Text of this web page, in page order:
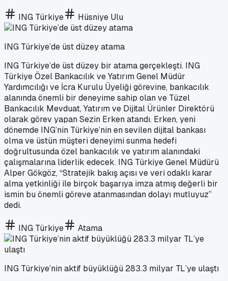
ING Türkiye Hüsniye Ulu
ING Türkiye’de üst düzey atama
ING Türkiye’de üst düzey bir atama gerçekleşti. ING
Türkiye Özel Bankacılık ve Yatırım Genel Müdür
Yardımcılığı ve İcra Kurulu Üyeliği görevine, bankacılık
alanında önemli bir deneyime sahip olan ve Tüzel
Bankacılık Mevduat, Yatırım ve Dijital Ürünler Direktörü
olarak görev yapan Sezin Erken atandı. Erken, yeni
dönemde ING’nin Türkiye’nin en sevilen dijital bankası
olma ve üstün müşteri deneyimi sunma hedefi
doğrultusunda özel bankacılık ve yatırım alanındaki
çalışmalarına liderlik edecek. ING Türkiye Genel Müdürü
Alper Gökgöz, “Stratejik bakış açısı ve veri odaklı karar
alma yetkinliği ile birçok başarıya imza atmış değerli bir
ismin bu önemli göreve atanmasından dolayı mutluyuz”
dedi.
ING Türkiye Atama
ING Türkiye’nin aktif büyüklüğü 283.3 milyar TL’ye ulaştı